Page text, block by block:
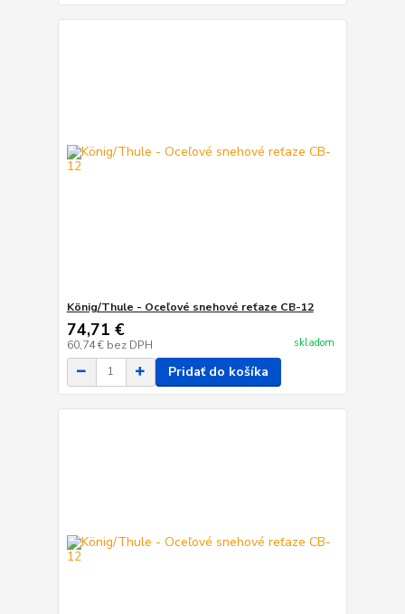
König/Thule - Oceľové snehové reťaze CB-12
74,71 €
60,74 € bez DPH skladom
Pridať do košíka